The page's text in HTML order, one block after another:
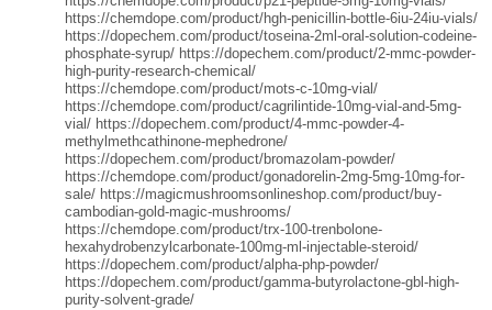
https://chemdope.com/product/hgh-penicillin-bottle-6iu-24iu-vials/
https://dopechem.com/product/toseina-2ml-oral-solution-codeine-
phosphate-syrup/ https://dopechem.com/product/2-mmc-powder-
high-purity-research-chemical/
https://chemdope.com/product/mots-c-10mg-vial/
https://chemdope.com/product/cagrilintide-10mg-vial-and-5mg-
vial/ https://dopechem.com/product/4-mmc-powder-4-
methylmethcathinone-mephedrone/
https://dopechem.com/product/bromazolam-powder/
https://chemdope.com/product/gonadorelin-2mg-5mg-10mg-for-
sale/ https://magicmushroomsonlineshop.com/product/buy-
cambodian-gold-magic-mushrooms/
https://chemdope.com/product/trx-100-trenbolone-
hexahydrobenzylcarbonate-100mg-ml-injectable-steroid/
https://dopechem.com/product/alpha-php-powder/
https://dopechem.com/product/gamma-butyrolactone-gbl-high-
purity-solvent-grade/